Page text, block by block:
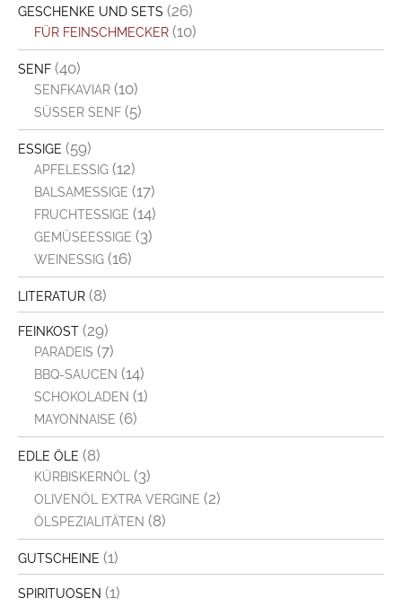
GESCHENKE UND SETS (26)
FÜR FEINSCHMECKER (10)
SENF (40)
SENFKAVIAR (10)
SÜSSER SENF (5)
ESSIGE (59)
APFELESSIG (12)
BALSAMESSIGE (17)
FRUCHTESSIGE (14)
GEMÜSEESSIGE (3)
WEINESSIG (16)
LITERATUR (8)
FEINKOST (29)
PARADEIS (7)
BBQ-SAUCEN (14)
SCHOKOLADEN (1)
MAYONNAISE (6)
EDLE ÖLE (8)
KÜRBISKERNÖL (3)
OLIVENÖL EXTRA VERGINE (2)
ÖLSPEZIALITÄTEN (8)
GUTSCHEINE (1)
SPIRITUOSEN (1)